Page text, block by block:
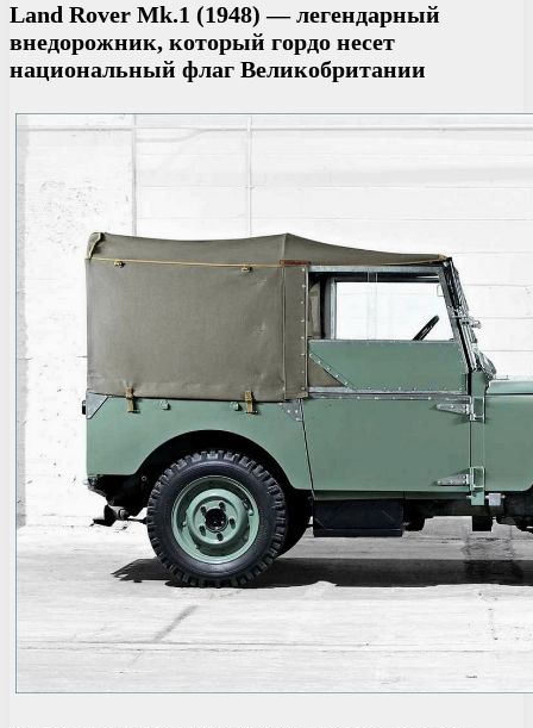
Land Rover Mk.1 (1948) — легендарный
внедорожник, который гордо несет
национальный флаг Великобритании